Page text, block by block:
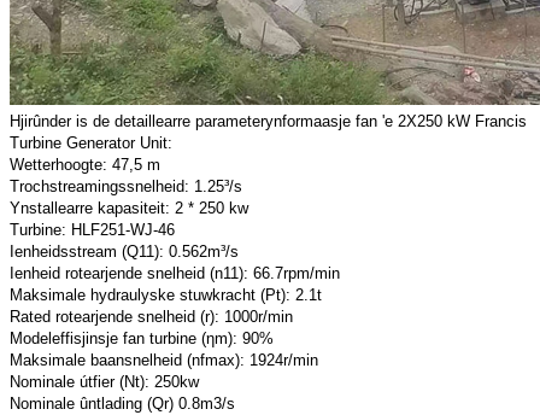
Hjirûnder is de detaillearre parameterynformaasje fan 'e 2X250 kW Francis
Turbine Generator Unit:
Wetterhoogte: 47,5 m
Trochstreamingssnelheid: 1.25³/s
Ynstallearre kapasiteit: 2 * 250 kw
Turbine: HLF251-WJ-46
Ienheidsstream (Q11): 0.562m³/s
Ienheid rotearjende snelheid (n11): 66.7rpm/min
Maksimale hydraulyske stuwkracht (Pt): 2.1t
Rated rotearjende snelheid (r): 1000r/min
Modeleffisjinsje fan turbine (ηm): 90%
Maksimale baansnelheid (nfmax): 1924r/min
Nominale útfier (Nt): 250kw
Nominale ûntlading (Qr) 0.8m3/s